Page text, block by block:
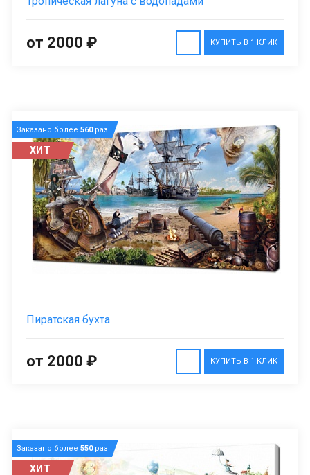
КУПИТЬ В 1 КЛИК
от 2000 ₽
Заказано более 560раз
ХИТ
Пиратская бухта
КУПИТЬ В 1 КЛИК
от 2000 ₽
Заказано более 550раз
ХИТ